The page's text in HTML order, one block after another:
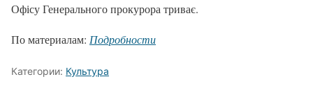
Офісу Генерального прокурора триває.
По материалам: Подробности
Категории: Культура